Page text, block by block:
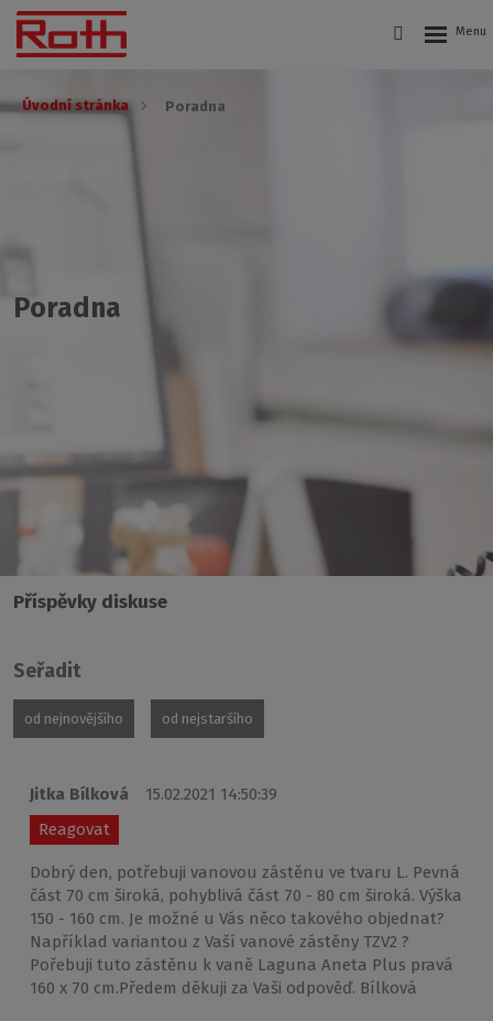
Úvodní stránka Poradna
Poradna
Příspěvky diskuse
Seřadit
od nejnovějšího od nejstaršího
Jitka Bílková
15.02.2021 14:50:39
Reagovat
Dobrý den, potřebuji vanovou zástěnu ve tvaru L. Pevná
část 70 cm široká, pohyblivá část 70 - 80 cm široká. Výška
150 - 160 cm. Je možné u Vás něco takového objednat?
Například variantou z Vaší vanové zástěny TZV2 ?
Pořebuji tuto zástěnu k vaně Laguna Aneta Plus pravá
160 x 70 cm.Předem děkuji za Vaši odpověď. Bílková